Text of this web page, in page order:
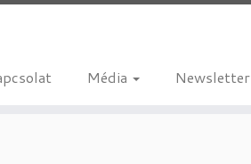
Média Newsletter